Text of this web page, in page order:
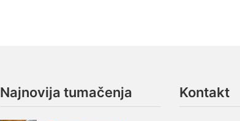
Najnovija tumačenja Kontakt